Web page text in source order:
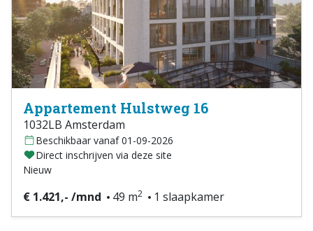
Appartement Hulstweg 16
1032LB Amsterdam
Beschikbaar vanaf 01-09-2026
Direct inschrijven via deze site
Nieuw
€ 1.421,- /mnd 49 m2 1 slaapkamer